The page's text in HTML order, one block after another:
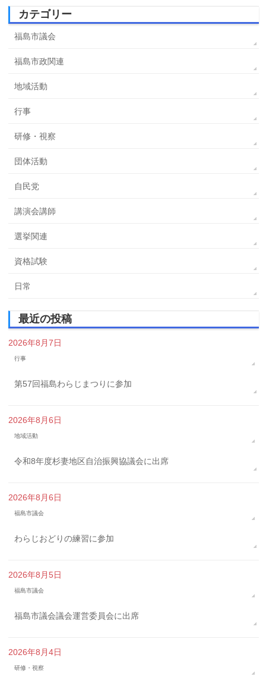
カテゴリー
福島市議会
福島市政関連
地域活動
行事
研修・視察
団体活動
自民党
講演会講師
選挙関連
資格試験
日常
最近の投稿
2026年8月7日
行事
第57回福島わらじまつりに参加
2026年8月6日
地域活動
令和8年度杉妻地区自治振興協議会に出席
2026年8月6日
福島市議会
わらじおどりの練習に参加
2026年8月5日
福島市議会
福島市議会議会運営委員会に出席
2026年8月4日
研修・視察